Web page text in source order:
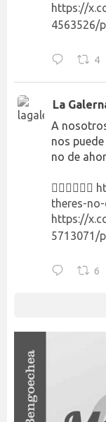
https://
4563526/
4
La
A
nos
no de
👉🏻👉🏻👉🏻
theres-
https://
5713071/
6